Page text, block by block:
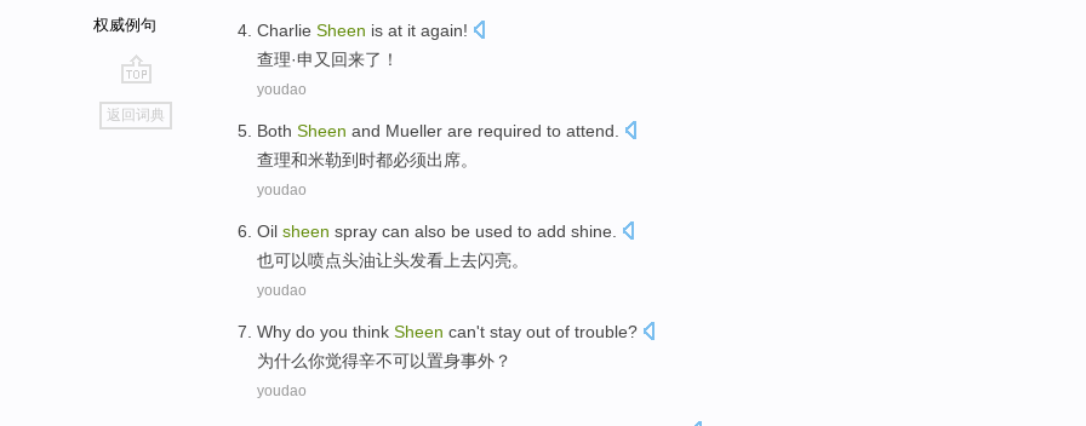
权威例句
go
top
返回词典
Charlie Sheen is at it again!
查理·申 又回来了！
youdao
Both Sheen and Mueller are required to attend
查理和米勒到时都必须出席。
youdao
Oil sheen spray can also be used to add shine
也可以喷点头油让头发看上去闪亮。
youdao
Why do you think Sheen can't stay out of trouble?
为什么你觉得辛不可以置身事外 ？
youdao